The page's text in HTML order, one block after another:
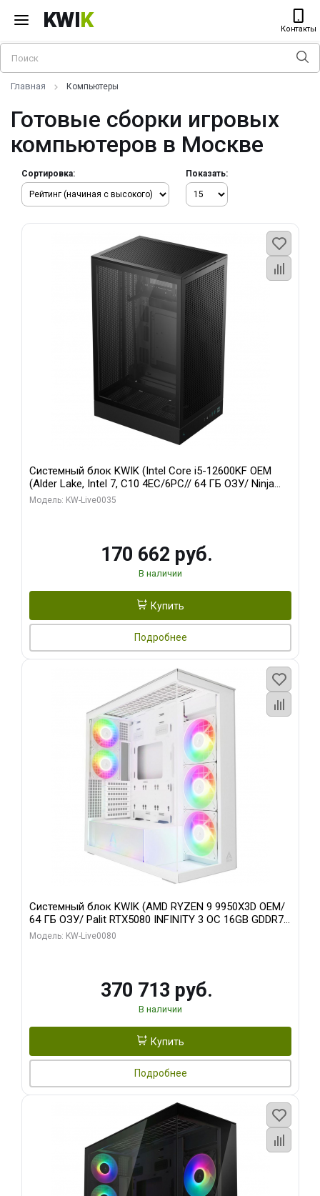
KWIK Контакты
Главная Компьютеры
Готовые сборки игровых
компьютеров в Москве
Сортировка: Показать:
Системный блок KWIK (Intel Core i5-12600KF OEM
(Alder Lake, Intel 7, C10 4EC/6PC// 64 ГБ ОЗУ/ Ninja
Sinotex GTX1650 4GB 128bit GDDR6 DVI DP HDMI 2/
Модель: KW-Live0035
170 662 руб.
В наличии
Купить
Подробнее
Системный блок KWIK (AMD RYZEN 9 9950X3D OEM/
64 ГБ ОЗУ/ Palit RTX5080 INFINITY 3 OC 16GB GDDR7
256bit 3xDP H/ 960 ГБ SSD)
Модель: KW-Live0080
370 713 руб.
В наличии
Купить
Подробнее